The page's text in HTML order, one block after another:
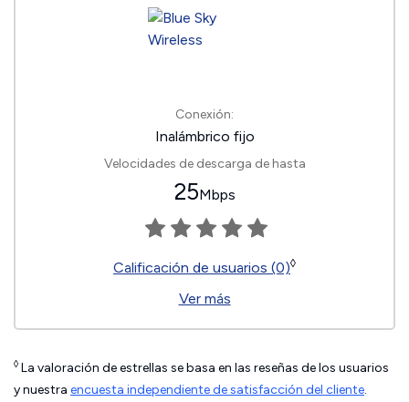
Conexión:
Inalámbrico fijo
Velocidades de descarga de hasta
25Mbps
Calificación de usuarios (0)◊
Ver más
◊ La valoración de estrellas se basa en las reseñas de los usuarios
y nuestra encuesta independiente de satisfacción del cliente.